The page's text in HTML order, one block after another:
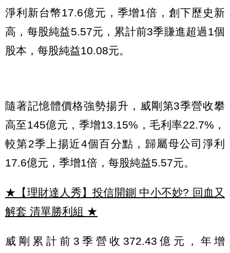
淨利新台幣17.6億元，季增1倍，創下歷史新
高，每股純益5.57元，累計前3季賺進超過1個
股本，每股純益10.08元。
隨著記憶體價格強勢揚升，威剛第3季營收攀
高至145億元，季增13.15%，毛利率22.7%，
較第2季上揚近4個百分點，歸屬母公司淨利
17.6億元，季增1倍，每股純益5.57元。
★【理財達人秀】投信開鍘 中小不妙? 回血又
解套 清單勝利組 ★
威剛累計前3季營收372.43億元，年增